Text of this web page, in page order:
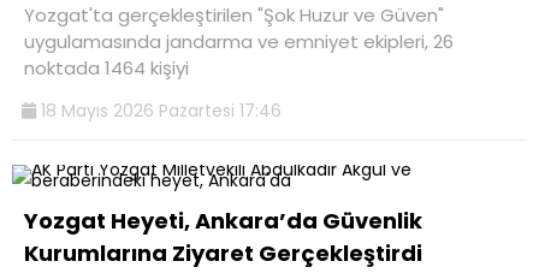
Yozgat'ta gerçekleştirilen "Şok Huzur ve Güven"
uygulamasında jandarma ve emniyet ekipleri, 26
noktada 1464 kişiyi
18 Mayıs 2026 Pazartesi 17:46
Yozgat Heyeti, Ankara’da Güvenlik
Kurumlarına Ziyaret Gerçekleştirdi